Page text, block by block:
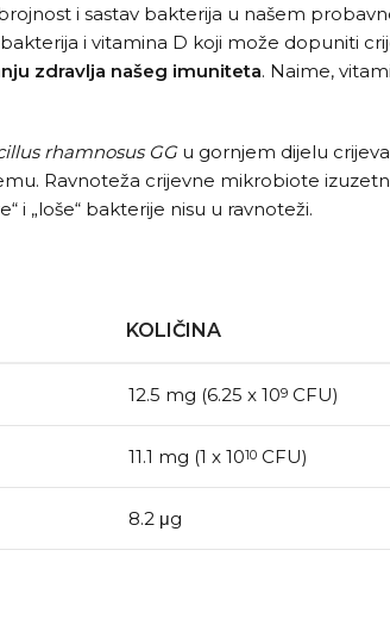
i sastav bakterija u našem
i vitamina D koji može dopuniti
zdravlja našeg imuniteta. Naime,
rhamnosus GGu gornjem dijelu
Ravnoteža crijevne mikrobiote
i „loše“ bakterije nisu u ravnoteži.
KOLIČINA
12.5 mg (6.25 x 109 CFU)
11.1 mg (1 x 1010 CFU)
8.2 μg